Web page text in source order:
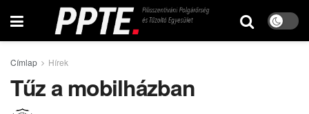
Címlap Hírek
Tűz a mobilházban